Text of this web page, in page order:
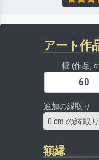
アート作
幅 (作品,
追加の縁取り
0 cm の縁取り
額縁